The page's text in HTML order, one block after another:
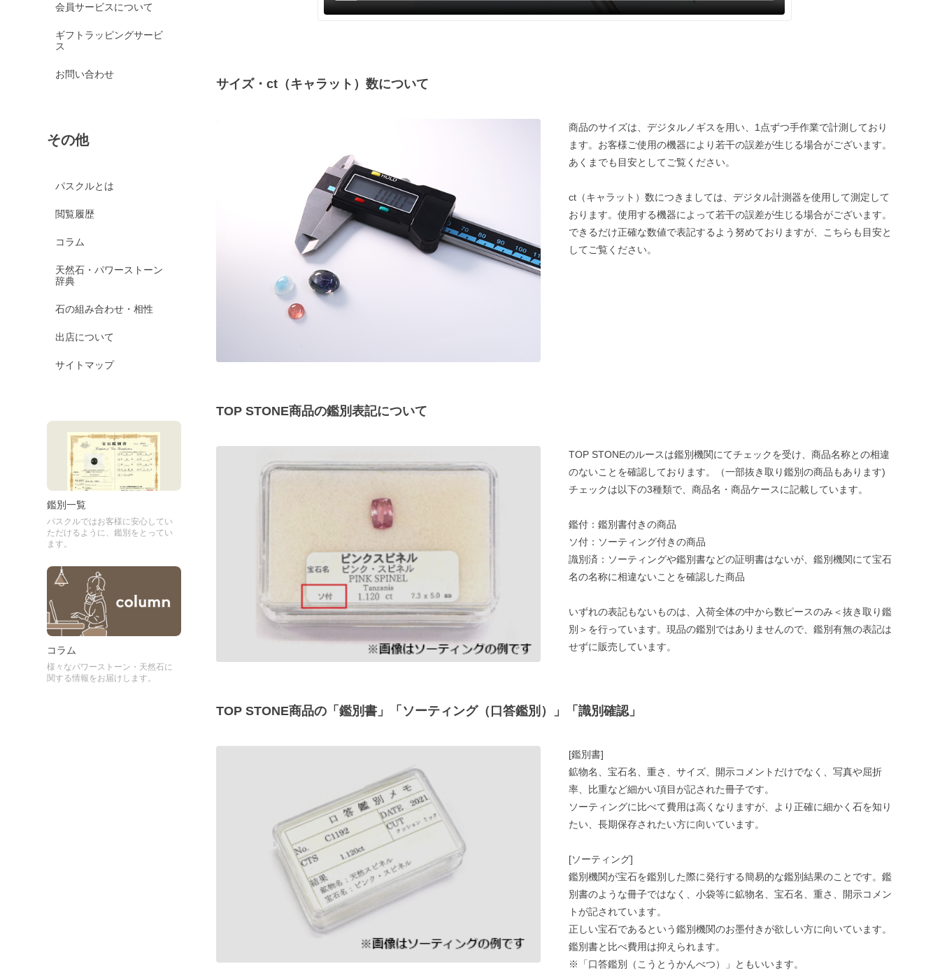
会員サービスについて
ギフトラッピングサービ
ス
お問い合わせ
その他
パスクルとは
閲覧履歴
コラム
天然石・パワーストーン
辞典
石の組み合わせ・相性
出店について
サイトマップ
鑑別一覧
パスクルではお客様に安心してい
ただけるように、鑑別をとってい
ます。
コラム
様々なパワーストーン・天然石に
関する情報をお届けします。
サイズ・ct（キャラット）数について
商品のサイズは、デジタルノギスを用い、1点ずつ手作業で計測しており
ます。お客様ご使用の機器により若干の誤差が生じる場合がございます。
あくまでも目安としてご覧ください。
ct（キャラット）数につきましては、デジタル計測器を使用して測定して
おります。使用する機器によって若干の誤差が生じる場合がございます。
できるだけ正確な数値で表記するよう努めておりますが、こちらも目安と
してご覧ください。
TOP STONE商品の鑑別表記について
TOP STONEのルースは鑑別機関にてチェックを受け、商品名称との相違
のないことを確認しております。（一部抜き取り鑑別の商品もあります)
チェックは以下の3種類で、商品名・商品ケースに記載しています。
鑑付：鑑別書付きの商品
ソ付：ソーティング付きの商品
識別済：ソーティングや鑑別書などの証明書はないが、鑑別機関にて宝石
名の名称に相違ないことを確認した商品
いずれの表記もないものは、入荷全体の中から数ピースのみ＜抜き取り鑑
別＞を行っています。現品の鑑別ではありませんので、鑑別有無の表記は
せずに販売しています。
TOP STONE商品の「鑑別書」「ソーティング（口答鑑別）」「識別確認」
[鑑別書]
鉱物名、宝石名、重さ、サイズ、開示コメントだけでなく、写真や屈折
率、比重など細かい項目が記された冊子です。
ソーティングに比べて費用は高くなりますが、より正確に細かく石を知り
たい、長期保存されたい方に向いています。
[ソーティング]
鑑別機関が宝石を鑑別した際に発行する簡易的な鑑別結果のことです。鑑
別書のような冊子ではなく、小袋等に鉱物名、宝石名、重さ、開示コメン
トが記されています。
正しい宝石であるという鑑別機関のお墨付きが欲しい方に向いています。
鑑別書と比べ費用は抑えられます。
※「口答鑑別（こうとうかんべつ）」ともいいます。